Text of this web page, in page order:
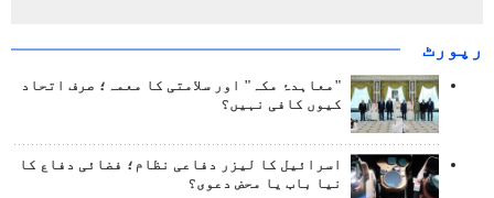
رپورٹ
"معاہدۂ مکہ" اور سلامتی کا معمہ؛ صرف اتحاد
کیوں کافی نہیں؟
اسرائیل کا لیزر دفاعی نظام؛ فضائی دفاع کا
نیا باب یا محض دعوی؟